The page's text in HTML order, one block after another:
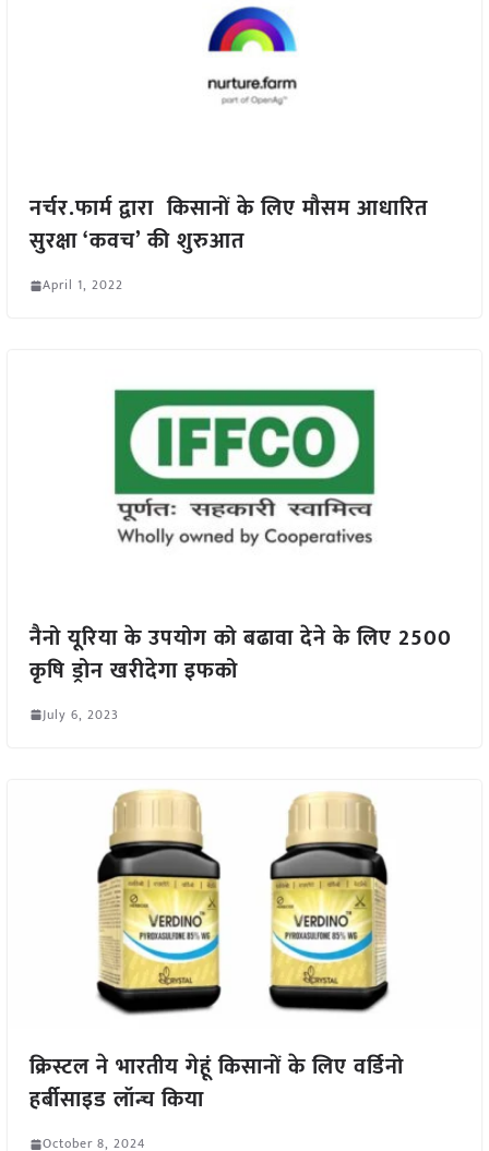
नर्चर.फार्म द्वारा किसानों के लिए मौसम आधारित
सुरक्षा ‘कवच’ की शुरुआत
April 1, 2022
नैनो यूरिया के उपयोग को बढावा देने के लिए 2500
कृषि ड्रोन खरीदेगा इफको
July 6, 2023
क्रिस्टल ने भारतीय गेहूं किसानों के लिए वर्डिनो
हर्बीसाइड लॉन्च किया
October 8, 2024